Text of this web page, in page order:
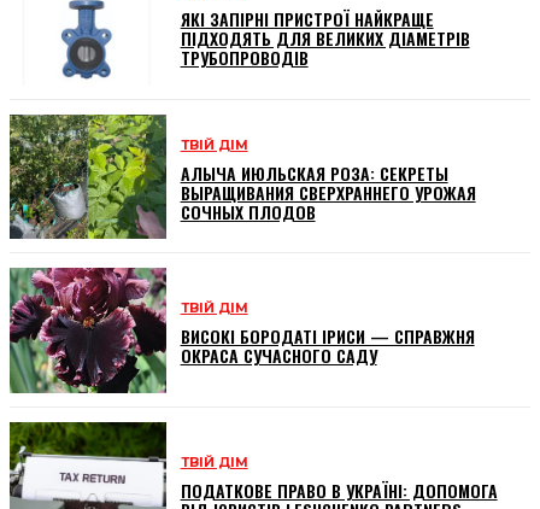
ЯКІ ЗАПІРНІ ПРИСТРОЇ НАЙКРАЩЕ
ПІДХОДЯТЬ ДЛЯ ВЕЛИКИХ ДІАМЕТРІВ
ТРУБОПРОВОДІВ
ТВІЙ ДІМ
АЛЫЧА ИЮЛЬСКАЯ РОЗА: СЕКРЕТЫ
ВЫРАЩИВАНИЯ СВЕРХРАННЕГО УРОЖАЯ
СОЧНЫХ ПЛОДОВ
ТВІЙ ДІМ
ВИСОКІ БОРОДАТІ ІРИСИ — СПРАВЖНЯ
ОКРАСА СУЧАСНОГО САДУ
ТВІЙ ДІМ
ПОДАТКОВЕ ПРАВО В УКРАЇНІ: ДОПОМОГА